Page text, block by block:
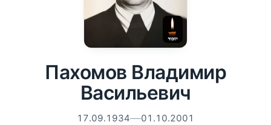
Пахомов Владимир
Васильевич
17.09.1934 01.10.2001